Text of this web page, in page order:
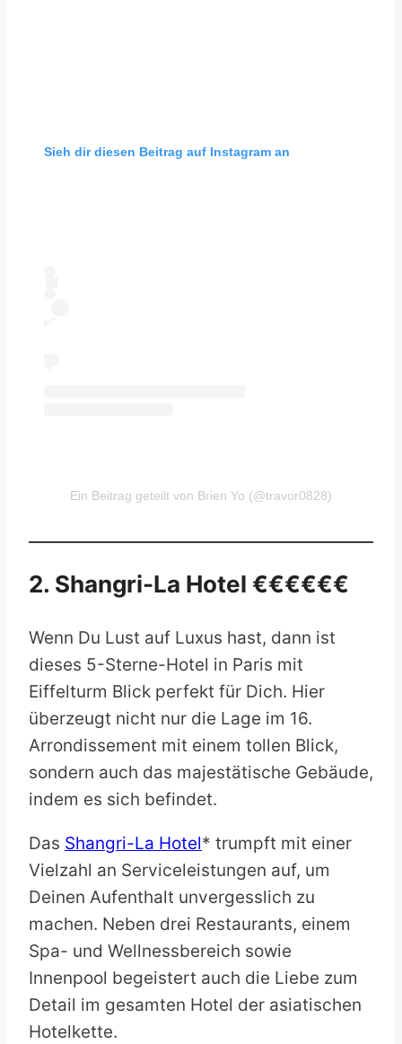
Sieh dir diesen Beitrag auf Instagram an
Ein Beitrag geteilt von Brien Yo (@travor0828)
2. Shangri-La Hotel €€€€€€
Wenn Du Lust auf Luxus hast, dann ist
dieses 5-Sterne-Hotel in Paris mit
Eiffelturm Blick perfekt für Dich. Hier
überzeugt nicht nur die Lage im 16.
Arrondissement mit einem tollen Blick,
sondern auch das majestätische Gebäude,
indem es sich befindet.
Das Shangri-La Hotel* trumpft mit einer
Vielzahl an Serviceleistungen auf, um
Deinen Aufenthalt unvergesslich zu
machen. Neben drei Restaurants, einem
Spa- und Wellnessbereich sowie
Innenpool begeistert auch die Liebe zum
Detail im gesamten Hotel der asiatischen
Hotelkette.